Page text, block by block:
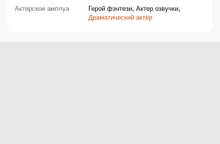
Актерское амплуа Герой фэнтези, Актер озвучки,
Драматический актёр